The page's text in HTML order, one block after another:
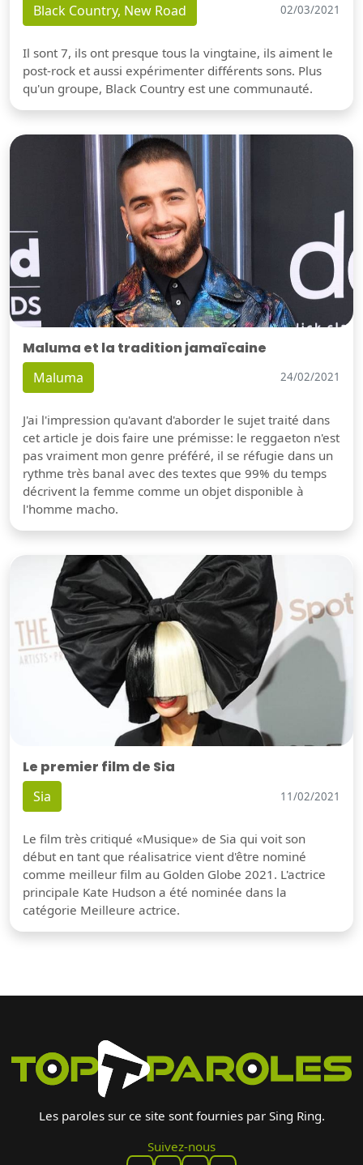
Black Country, New Road 02/03/2021
Il sont 7, ils ont presque tous la vingtaine, ils aiment le
post-rock et aussi expérimenter différents sons. Plus
qu'un groupe, Black Country est une communauté.
Maluma et la tradition jamaïcaine
Maluma 24/02/2021
J'ai l'impression qu'avant d'aborder le sujet traité dans
cet article je dois faire une prémisse: le reggaeton n'est
pas vraiment mon genre préféré, il se réfugie dans un
rythme très banal avec des textes que 99% du temps
décrivent la femme comme un objet disponible à
l'homme macho.
Le premier film de Sia
Sia 11/02/2021
Le film très critiqué «Musique» de Sia qui voit son
début en tant que réalisatrice vient d'être nominé
comme meilleur film au Golden Globe 2021. L'actrice
principale Kate Hudson a été nominée dans la
catégorie Meilleure actrice.
Les paroles sur ce site sont fournies par Sing Ring.
Suivez-nous